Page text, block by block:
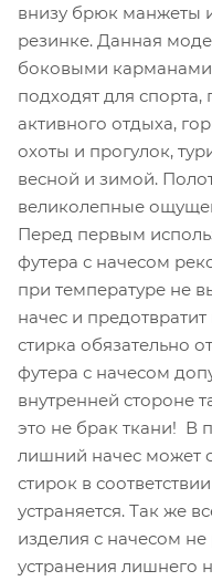
внизу брюк манжеты
резинке. Данная
боковыми
подходят для
активного отдыха,
охоты и прогулок,
весной и зимой.
великолепные
Перед первым
футера с начесом
при температуре не
начес и
стирка обязательно
футера с начесом
внутренней стороне
это не брак ткани! В
лишний начес может
стирок в
устраняется. Так же
изделия с начесом
устранения лишнего